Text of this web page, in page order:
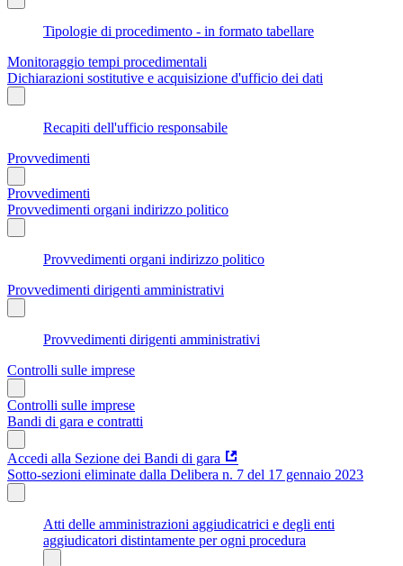
Tipologie di procedimento - in formato tabellare
Monitoraggio tempi procedimentali
Dichiarazioni sostitutive e acquisizione d'ufficio dei dati
Recapiti dell'ufficio responsabile
Provvedimenti
Provvedimenti
Provvedimenti organi indirizzo politico
Provvedimenti organi indirizzo politico
Provvedimenti dirigenti amministrativi
Provvedimenti dirigenti amministrativi
Controlli sulle imprese
Controlli sulle imprese
Bandi di gara e contratti
Accedi alla Sezione dei Bandi di gara
Sotto-sezioni eliminate dalla Delibera n. 7 del 17 gennaio 2023
Atti delle amministrazioni aggiudicatrici e degli enti
aggiudicatori distintamente per ogni procedura